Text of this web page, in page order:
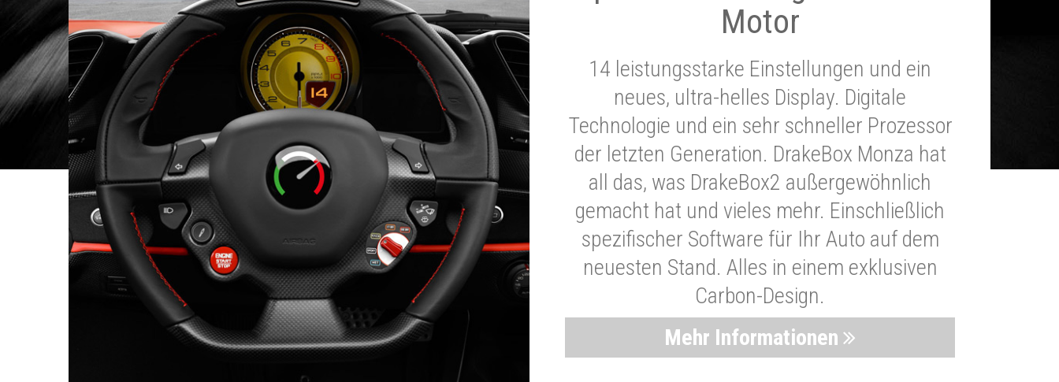
Motor
14 leistungsstarke Einstellungen und ein
neues, ultra-helles Display. Digitale
Technologie und ein sehr schneller Prozessor
der letzten Generation. DrakeBox Monza hat
all das, was DrakeBox2 außergewöhnlich
gemacht hat und vieles mehr. Einschließlich
spezifischer Software für Ihr Auto auf dem
neuesten Stand. Alles in einem exklusiven
Carbon-Design.
Mehr Informationen